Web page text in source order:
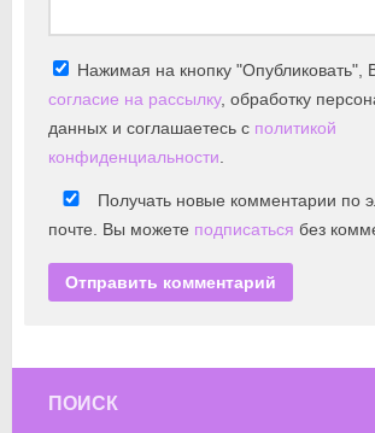
Нажимая на кнопку "Опубликовать",
согласие на рассылку, обработку
данных и соглашаетесь с политикой
конфиденциальности
Получать новые комментарии по
почте. Вы можете подписаться без
ПОИСК